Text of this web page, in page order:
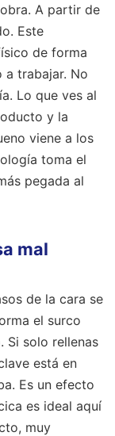
A partir de
Este
de forma
a trabajar. No
Lo que ves al
y la
viene a los
toma el
pegada al
mal
de la cara se
el surco
Si solo rellenas
está en
Es un efecto
es ideal aquí
muy